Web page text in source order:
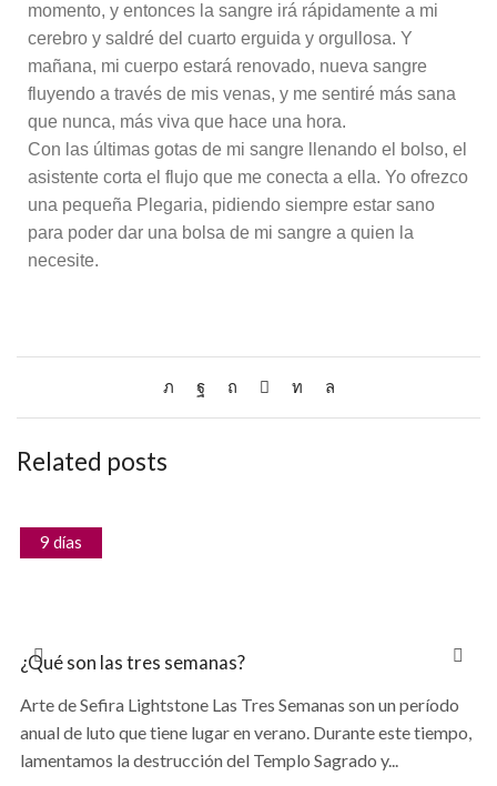
momento, y entonces la sangre irá rápidamente a mi
cerebro y saldré del cuarto erguida y orgullosa. Y
mañana, mi cuerpo estará renovado, nueva sangre
fluyendo a través de mis venas, y me sentiré más sana
que nunca, más viva que hace una hora.
Con las últimas gotas de mi sangre llenando el bolso, el
asistente corta el flujo que me conecta a ella. Yo ofrezco
una pequeña Plegaria, pidiendo siempre estar sano
para poder dar una bolsa de mi sangre a quien la
necesite.
Related posts
9 días
¿Qué son las tres semanas?
Arte de Sefira Lightstone Las Tres Semanas son un período
anual de luto que tiene lugar en verano. Durante este tiempo,
lamentamos la destrucción del Templo Sagrado y...